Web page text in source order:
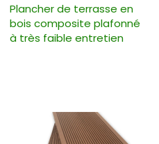
Plancher de terrasse en
bois composite plafonné
à très faible entretien